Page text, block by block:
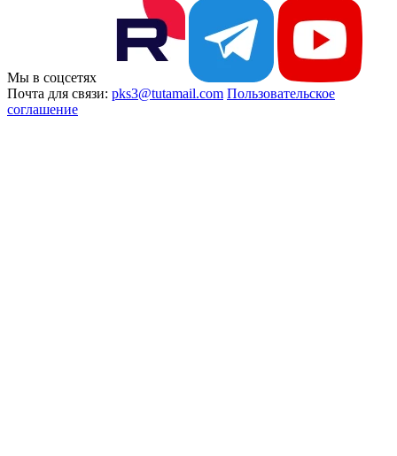
Мы в соцсетях
Почта для связи: pks3@tutamail.com Пользовательское
соглашение